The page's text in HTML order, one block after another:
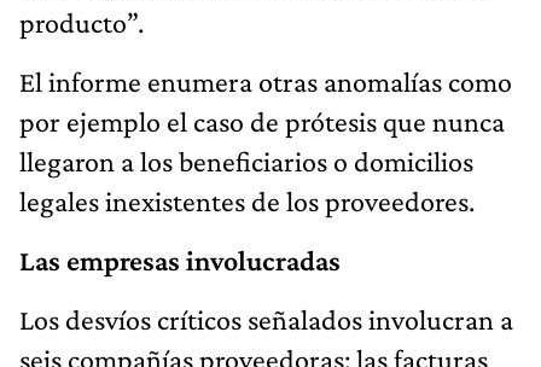
producto”.
El informe enumera otras anomalías como
por ejemplo el caso de prótesis que nunca
llegaron a los beneficiarios o domicilios
legales inexistentes de los proveedores.
Las empresas involucradas
Los desvíos críticos señalados involucran a
seis compañías proveedoras: las facturas